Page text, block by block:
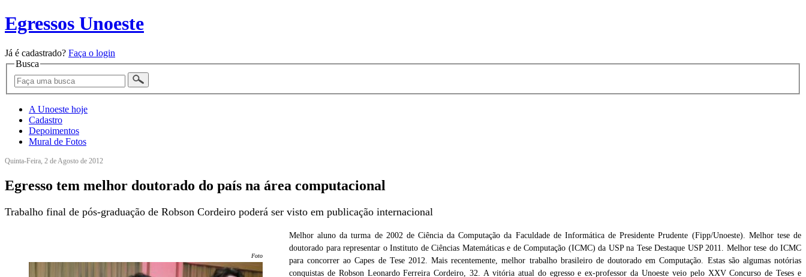
Egressos Unoeste
Já é cadastrado? Faça o login
Busca
A Unoeste hoje
Cadastro
Depoimentos
Mural de Fotos
Quinta-Feira, 2 de Agosto de 2012
Egresso tem melhor doutorado do país na área computacional
Trabalho final de pós-graduação de Robson Cordeiro poderá ser visto em publicação internacional
Foto: Cedida Foto: Cedida
Melhor aluno da turma de 2002 de Ciência da Computação da Faculdade de Informática de Presidente Prudente (Fipp/Unoeste). Melhor tese de
doutorado para representar o Instituto de Ciências Matemáticas e de Computação (ICMC) da USP na Tese Destaque USP 2011. Melhor tese do ICMC
para concorrer ao Capes de Tese 2012. Mais recentemente, melhor trabalho brasileiro de doutorado em Computação. Estas são algumas notórias
conquistas de Robson Leonardo Ferreira Cordeiro, 32. A vitória atual do egresso e ex-professor da Unoeste veio pelo XXV Concurso de Teses e